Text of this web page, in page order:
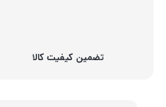
تضمین کیفیت کالا